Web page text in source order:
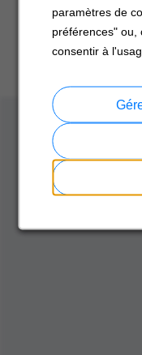
paramètres de
préférences" ou,
consentir à